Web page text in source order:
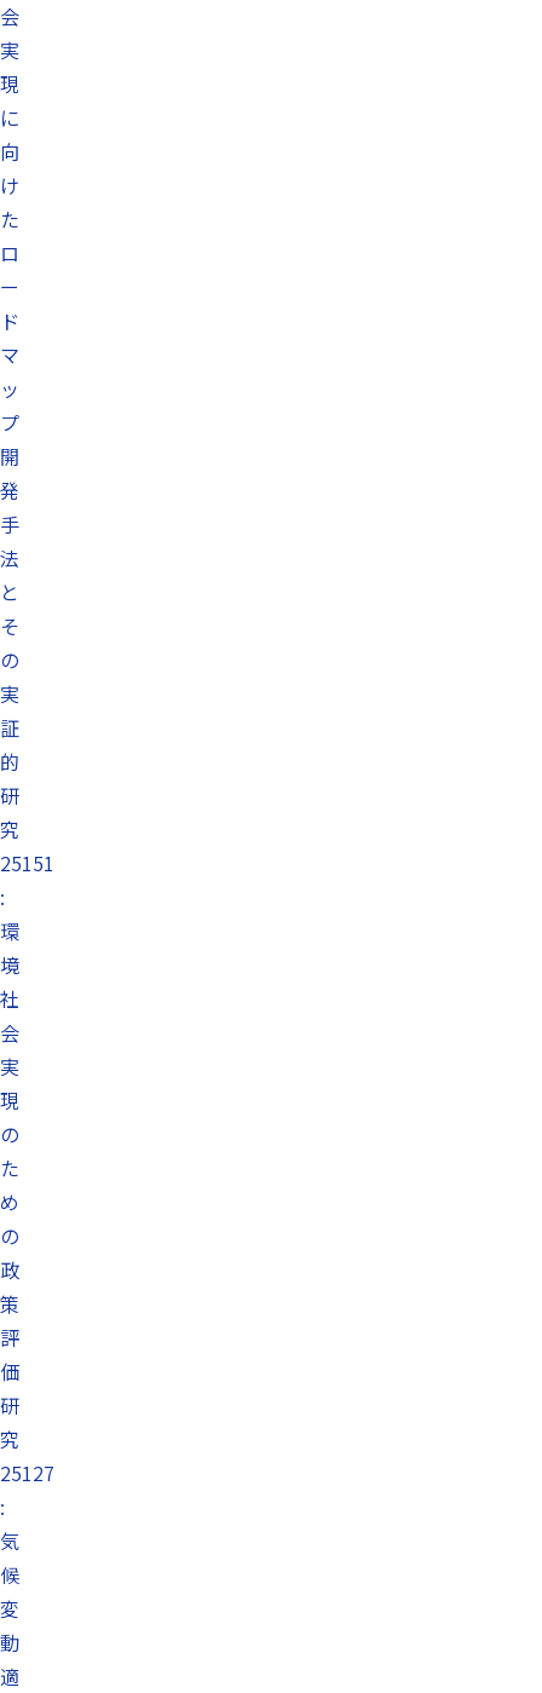
会
実
現
に
向
け
た
ロ
ー
ド
マ
ッ
プ
開
発
手
法
と
そ
の
実
証
的
研
究
25151
:
環
境
社
会
実
現
の
た
め
の
政
策
評
価
研
究
25127
:
気
候
変
動
適